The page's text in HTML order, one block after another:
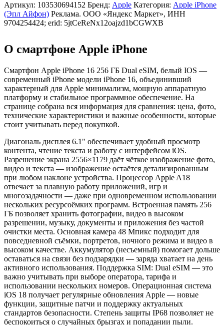
Артикул: 103530694152 Бренд: Apple Категория: Apple iPhone
(Эпл Айфон) Реклама. ООО «Яндекс Маркет», ИНН
9704254424; erid: 5jtCeReNx12oajzd1bCGWXB
О смартфоне Apple iPhone
Смартфон Apple iPhone 16 256 ГБ Dual eSIM, белый IOS —
современный iPhone модели iPhone 16, объединивший
характерный для Apple минимализм, мощную аппаратную
платформу и стабильное программное обеспечение. На
странице собрана вся информация для сравнения: цена, фото,
технические характеристики и важные особенности, которые
стоит учитывать перед покупкой.
Диагональ дисплея 6.1" обеспечивает удобный просмотр
контента, чтение текста и работу с интерфейсом iOS.
Разрешение экрана 2556×1179 даёт чёткое изображение фото,
видео и текста — изображение остаётся детализированным
при любом наклоне устройства. Процессор Apple A18
отвечает за плавную работу приложений, игр и
многозадачности — даже при одновременном использовании
нескольких ресурсоёмких программ. Встроенная память 256
ГБ позволяет хранить фотографии, видео в высоком
разрешении, музыку, документы и приложения без частой
очистки места. Основная камера 48 Мпикс подходит для
повседневной съёмки, портретов, ночного режима и видео в
высоком качестве. Аккумулятор (несъемный) помогает дольше
оставаться на связи без подзарядки — заряда хватает на день
активного использования. Поддержка SIM: Dual eSIM — это
важно учитывать при выборе оператора, тарифа и
использовании нескольких номеров. Операционная система
iOS 18 получает регулярные обновления Apple — новые
функции, защитные патчи и поддержку актуальных
стандартов безопасности. Степень защиты IP68 позволяет не
беспокоиться о случайных брызгах и попадании пыли.